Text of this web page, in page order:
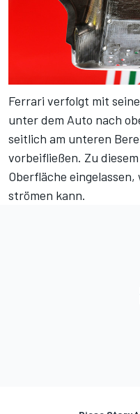
Ferrari verfolgt mit
unter dem Auto nach
seitlich am unteren
vorbeifließen. Zu
Oberfläche
strömen kann.